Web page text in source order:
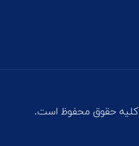
کلیه حقوق محفوظ است.